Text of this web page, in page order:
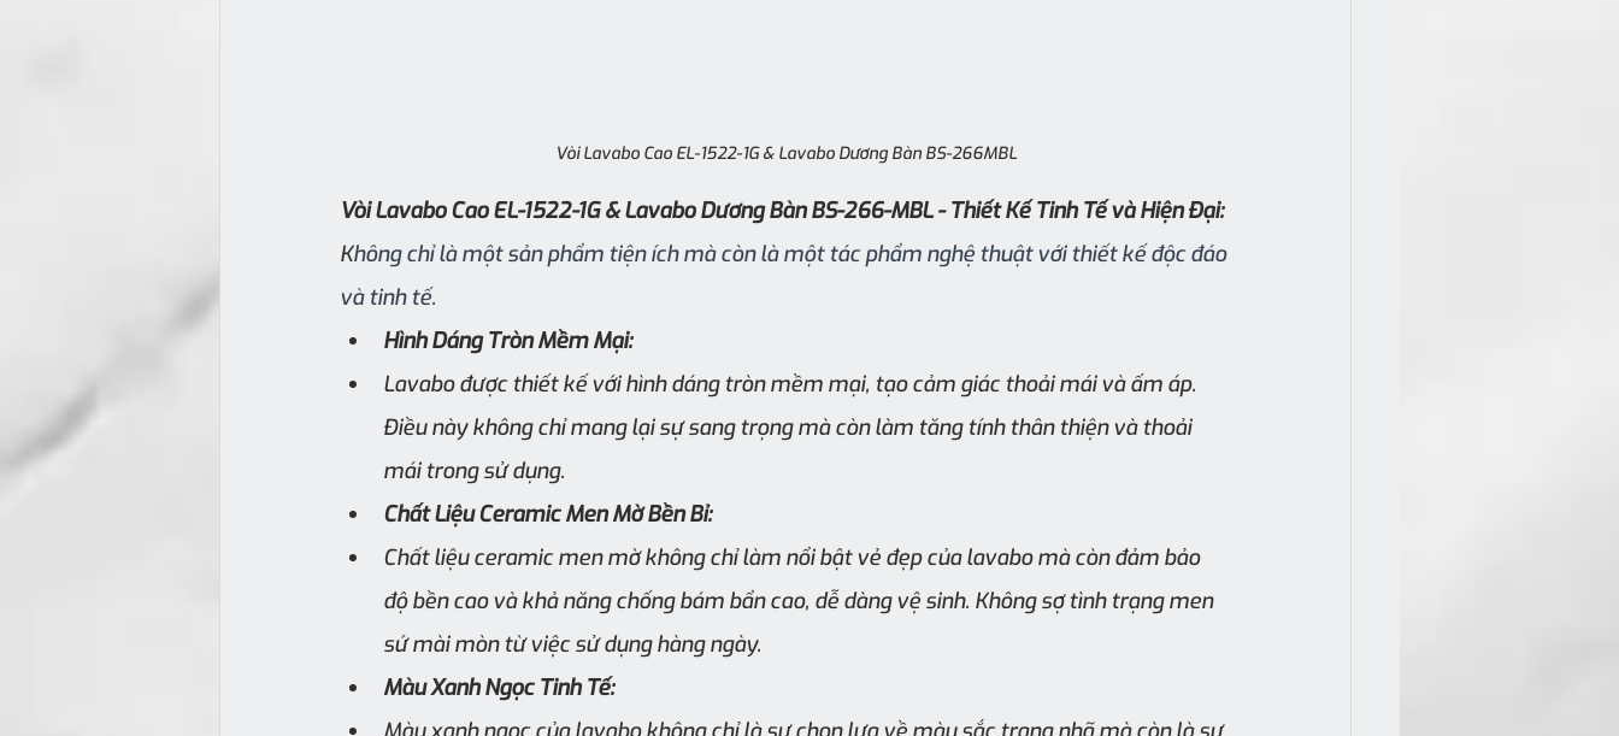
Vòi Lavabo Cao EL-1522-1G & Lavabo Dương Bàn BS-266MBL
Vòi Lavabo Cao EL-1522-1G & Lavabo Dương Bàn BS-266-MBL - Thiết Kế Tinh Tế và Hiện Đại:
Không chỉ là một sản phẩm tiện ích mà còn là một tác phẩm nghệ thuật với thiết kế độc đáo
và tinh tế.
Hình Dáng Tròn Mềm Mại:
Lavabo được thiết kế với hình dáng tròn mềm mại, tạo cảm giác thoải mái và ấm áp.
Điều này không chỉ mang lại sự sang trọng mà còn làm tăng tính thân thiện và thoải
mái trong sử dụng.
Chất Liệu Ceramic Men Mờ Bền Bỉ:
Chất liệu ceramic men mờ không chỉ làm nổi bật vẻ đẹp của lavabo mà còn đảm bảo
độ bền cao và khả năng chống bám bẩn cao, dễ dàng vệ sinh. Không sợ tình trạng men
sứ mài mòn từ việc sử dụng hàng ngày.
Màu Xanh Ngọc Tinh Tế: